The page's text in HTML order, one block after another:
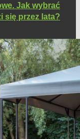
Jak wybrać
się przez lata?